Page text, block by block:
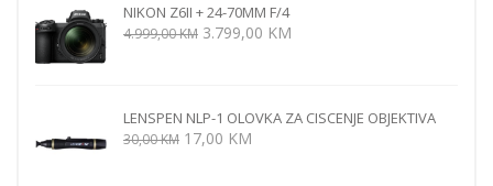
NIKON Z6II + 24-70MM F/4
4.999,00KM Izvorna
4.999,00 KM.
3.799,00 KM
LENSPEN NLP-1 OLOVKA ZA CISCENJE OBJEKTIVA
30,00KM Izvorna
17,00 KM